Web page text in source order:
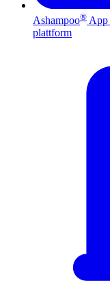
Ashampoo® App
plattform